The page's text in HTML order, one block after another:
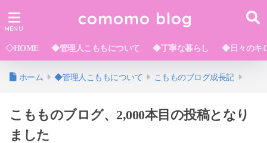
comomo blog
◇HOME ◆管理人こももについて ◆丁寧な暮らし ◆日々のキ
ホーム ◆管理人こももについて こもものブログ成長記
こもものブログ、2,000本目の投稿となり
ました